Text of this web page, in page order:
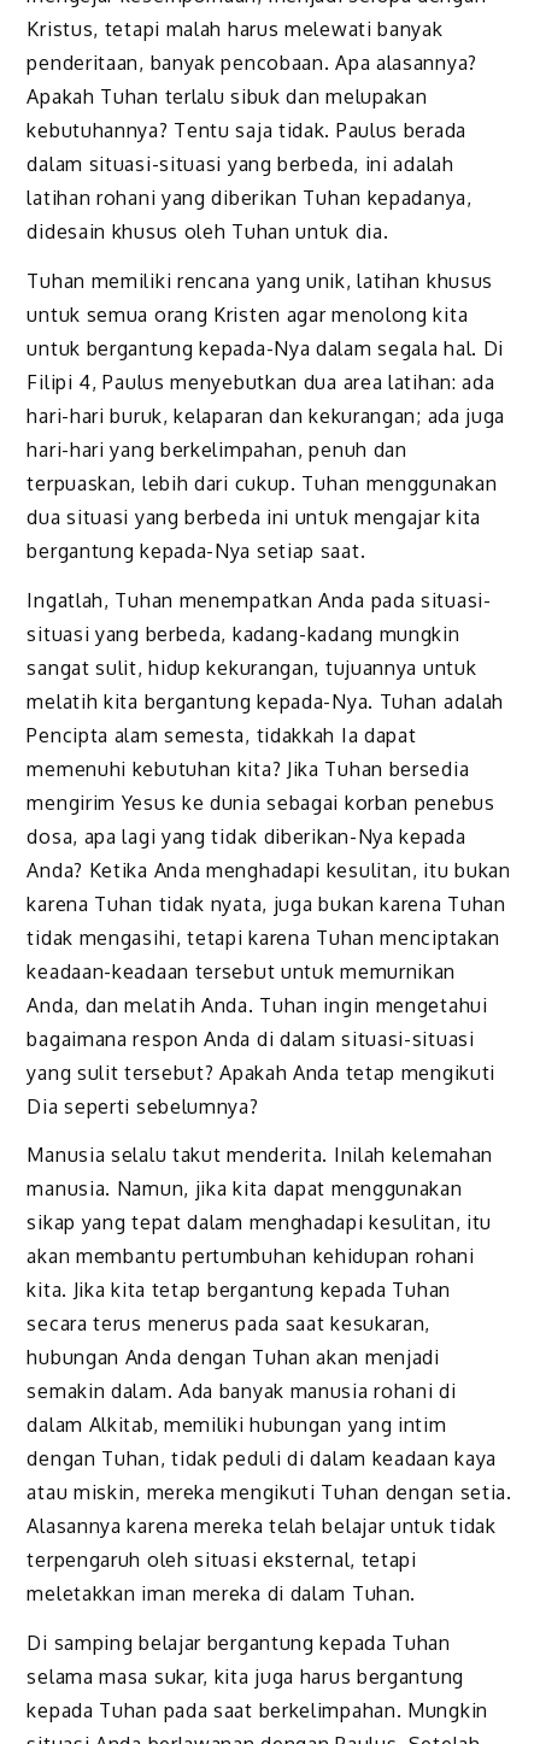
Kristus, tetapi malah harus melewati banyak
penderitaan, banyak pencobaan. Apa alasannya?
Apakah Tuhan terlalu sibuk dan melupakan
kebutuhannya? Tentu saja tidak. Paulus berada
dalam situasi-situasi yang berbeda, ini adalah
latihan rohani yang diberikan Tuhan kepadanya,
didesain khusus oleh Tuhan untuk dia.
Tuhan memiliki rencana yang unik, latihan khusus
untuk semua orang Kristen agar menolong kita
untuk bergantung kepada-Nya dalam segala hal. Di
Filipi 4, Paulus menyebutkan dua area latihan: ada
hari-hari buruk, kelaparan dan kekurangan; ada juga
hari-hari yang berkelimpahan, penuh dan
terpuaskan, lebih dari cukup. Tuhan menggunakan
dua situasi yang berbeda ini untuk mengajar kita
bergantung kepada-Nya setiap saat.
Ingatlah, Tuhan menempatkan Anda pada situasi-
situasi yang berbeda, kadang-kadang mungkin
sangat sulit, hidup kekurangan, tujuannya untuk
melatih kita bergantung kepada-Nya. Tuhan adalah
Pencipta alam semesta, tidakkah Ia dapat
memenuhi kebutuhan kita? Jika Tuhan bersedia
mengirim Yesus ke dunia sebagai korban penebus
dosa, apa lagi yang tidak diberikan-Nya kepada
Anda? Ketika Anda menghadapi kesulitan, itu bukan
karena Tuhan tidak nyata, juga bukan karena Tuhan
tidak mengasihi, tetapi karena Tuhan menciptakan
keadaan-keadaan tersebut untuk memurnikan
Anda, dan melatih Anda. Tuhan ingin mengetahui
bagaimana respon Anda di dalam situasi-situasi
yang sulit tersebut? Apakah Anda tetap mengikuti
Dia seperti sebelumnya?
Manusia selalu takut menderita. Inilah kelemahan
manusia. Namun, jika kita dapat menggunakan
sikap yang tepat dalam menghadapi kesulitan, itu
akan membantu pertumbuhan kehidupan rohani
kita. Jika kita tetap bergantung kepada Tuhan
secara terus menerus pada saat kesukaran,
hubungan Anda dengan Tuhan akan menjadi
semakin dalam. Ada banyak manusia rohani di
dalam Alkitab, memiliki hubungan yang intim
dengan Tuhan, tidak peduli di dalam keadaan kaya
atau miskin, mereka mengikuti Tuhan dengan setia.
Alasannya karena mereka telah belajar untuk tidak
terpengaruh oleh situasi eksternal, tetapi
meletakkan iman mereka di dalam Tuhan.
Di samping belajar bergantung kepada Tuhan
selama masa sukar, kita juga harus bergantung
kepada Tuhan pada saat berkelimpahan. Mungkin